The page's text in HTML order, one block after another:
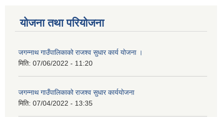
योजना तथा परियोजना
जगन्नाथ गाउँपालिकाको राजश्व सुधार कार्य योजना ।
मिति: 07/06/2022 - 11:20
जगन्नाथ गाउँपालिकाको राजश्व सुधार कार्ययोजना
मिति: 07/04/2022 - 13:35